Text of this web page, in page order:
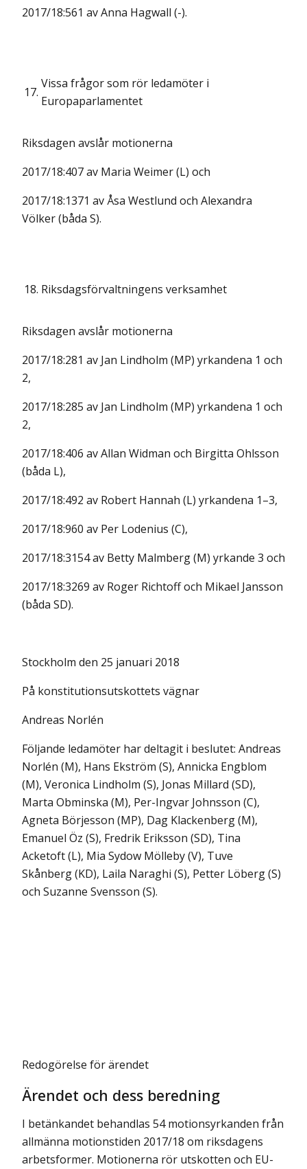
2017/18:561 av Anna Hagwall (-).
17.
Vissa frågor som rör ledamöter i
Europaparlamentet
Riksdagen avslår motionerna
2017/18:407 av Maria Weimer (L) och
2017/18:1371 av Åsa Westlund och Alexandra
Völker (båda S).
18. Riksdagsförvaltningens verksamhet
Riksdagen avslår motionerna
2017/18:281 av Jan Lindholm (MP) yrkandena 1 och
2,
2017/18:285 av Jan Lindholm (MP) yrkandena 1 och
2,
2017/18:406 av Allan Widman och Birgitta Ohlsson
(båda L),
2017/18:492 av Robert Hannah (L) yrkandena 1–3,
2017/18:960 av Per Lodenius (C),
2017/18:3154 av Betty Malmberg (M) yrkande 3 och
2017/18:3269 av Roger Richtoff och Mikael Jansson
(båda SD).
Stockholm den 25 januari 2018
På konstitutionsutskottets vägnar
Andreas Norlén
Följande ledamöter har deltagit i beslutet: Andreas
Norlén (M), Hans Ekström (S), Annicka Engblom
(M), Veronica Lindholm (S), Jonas Millard (SD),
Marta Obminska (M), Per-Ingvar Johnsson (C),
Agneta Börjesson (MP), Dag Klackenberg (M),
Emanuel Öz (S), Fredrik Eriksson (SD), Tina
Acketoft (L), Mia Sydow Mölleby (V), Tuve
Skånberg (KD), Laila Naraghi (S), Petter Löberg (S)
och Suzanne Svensson (S).
Redogörelse för ärendet
Ärendet och dess beredning
I betänkandet behandlas 54 motionsyrkanden från
allmänna motionstiden 2017/18 om riksdagens
arbetsformer. Motionerna rör utskotten och EU-